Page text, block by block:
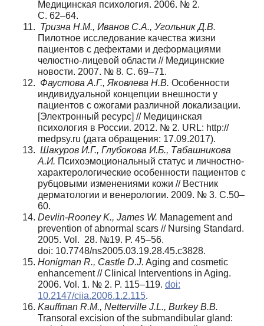
Медицинская психология. 2006. № 2.
С. 62–64.
Тризна Н.М., Иванов С.А., Угольник Д.В.
Пилотное исследование качества жизни
пациентов с дефектами и деформациями
челюстно-лицевой области // Медицинские
новости. 2007. № 8. С. 69–71.
Фаустова А.Г., Яковлева Н.В. Особенности
индивидуальной концепции внешности у
пациентов с ожогами различной локализации.
[Электронный ресурс] // Медицинская
психология в России. 2012. № 2. URL: http://
medpsy.ru (дата обращения: 17.09.2017).
Шакуров И.Г., Глубокова И.Б., Табашникова
А.И. Психоэмоциональный статус и личностно-
характерологические особенности пациентов с
рубцовыми изменениями кожи // Вестник
дерматологии и венерологии. 2009. № 3. С.50–
60.
Devlin-Rooney K., James W. Management and
prevention of abnormal scars // Nursing Standard.
2005. Vol. 28. №19. P. 45–56.
doi: 10.7748/ns2005.03.19.28.45.c3828.
Honigman R., Castle D.J. Aging and cosmetic
enhancement // Clinical Interventions in Aging.
2006. Vol. 1. № 2. P. 115–119. doi:
10.2147/ciia.2006.1.2.115.
Kauffman R.M., Netterville J.L., Burkey B.B.
Transoral excision of the submandibular gland: